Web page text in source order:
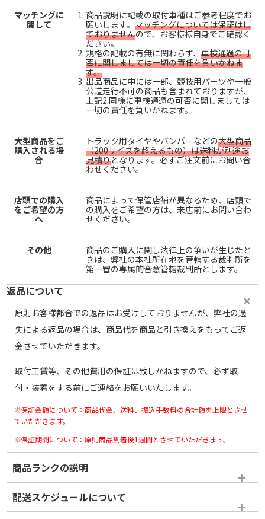
マッチングに
関して
商品説明に記載の取付車種はご参考程度でお
願いします。 マッチングについては保証はし
ておりませんので、お客様様自身でご確認く
ださい。
規格の記載の有無に関わらず、 車検通過の可
否に関しましては一切の責任を負いかねま
す。
出品商品に中には一部、競技用パーツや一般
公道走行不可の商品も含まれておりますが、
上記2.同様に車検通過の可否に関しましては
一切の責任を負いかねます。
大型商品をご
購入される場
合
トラック用タイヤやバンパーなどの大型商品
（200サイズを超えるもの）は送料が別途お
見積りとなります。必ずご注文前にお問い合
わせください。
店頭での購入
をご希望の方
へ
商品によって保管店舗が異なるため、店頭で
の購入をご希望の方は、来店前にお問い合わ
せください。
その他
商品のご購入に関し法律上の争いが生じたと
きは、弊社の本社所在地を管轄する裁判所を
第一審の専属的合意管轄裁判所とします。
返品について
原則お客様都合での返品はお受けしておりませんが、弊社の過
失による返品の場合は、商品代を商品と引き換えをもってご返
金させていただきます。
取付工賃等、その他費用の保証は致しかねますので、必ず取
付・装着をする前にご連絡をお願いいたします。
※保証金額について：商品代金、送料、振込手数料の合計額を上限とさせ
ていただきます。
※保証期間について：原則商品到着後1週間とさせていただきます。
商品ランクの説明
※商品ランクは出品者の主観により判断しておりますので、あら
かじめご了承ください。
配送スケジュールについて